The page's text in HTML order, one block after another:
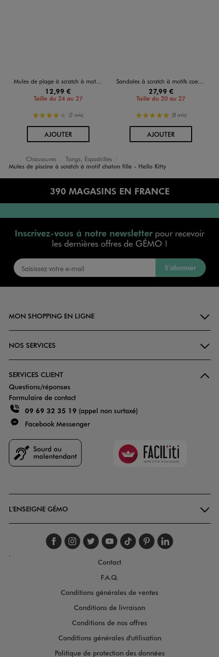
Mules de plage à scratch à motif chaton fille - Hello Kitty
12,99 €
Taille du 24 au 27
4/5 de moyenne
(2 avis)
AJOUTERAU PANIER
Sandales à scratch à motifs coeurs et chaton fille - Hello Kitty
27,99 €
Taille du 20 au 27
5/5 de moyenne
(8 avis)
AJOUTERAU PANIER
Accueil
Fille
Chaussures
Tongs, Espadrilles
Mules de piscine à scratch à motif chaton fille - Hello Kitty
390 MAGASINS EN FRANCE
Inscrivez-vous à notre newsletterpour recevoir
les dernières offres de GÉMO !
S’abonner
MON SHOPPING EN LIGNE
NOS SERVICES
SERVICES CLIENT
Questions/réponses
Formulaire de contact
09 69 32 35 19 (appel non surtaxé)
Facebook Messenger
Faciliti
L'ENSEIGNE GÉMO
Suivez-nous sur
Suivez-nous sur
Suivez-nous sur
Suivez-nous
Suivez-nous
Suivez-
.
Contact
F.A.Q.
Conditions générales de ventes
Conditions de livraison
Conditions de nos offres
Conditions générales d'utilisation
Politique de protection des données